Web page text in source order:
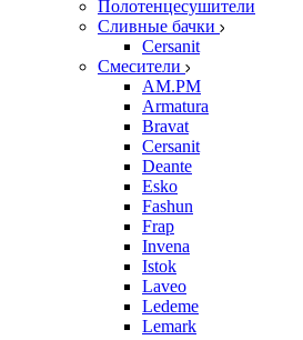
Полотенцесушители
Сливные бачки
Cersanit
Смесители
AM.PM
Armatura
Bravat
Cersanit
Deante
Esko
Fashun
Frap
Invena
Istok
Laveo
Ledeme
Lemark